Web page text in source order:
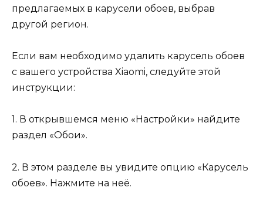
предлагаемых в карусели обоев, выбрав
другой регион.
Если вам необходимо удалить карусель обоев
с вашего устройства Xiaomi, следуйте этой
инструкции:
1. В открывшемся меню «Настройки» найдите
раздел «Обои».
2. В этом разделе вы увидите опцию «Карусель
обоев». Нажмите на неё.